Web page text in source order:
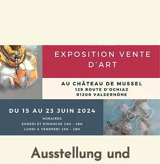
Ausstellung und